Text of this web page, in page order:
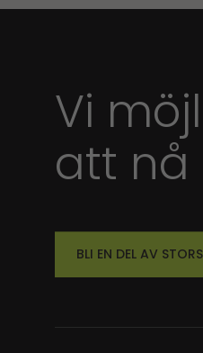
Vi
att nå
BLI EN DEL AV